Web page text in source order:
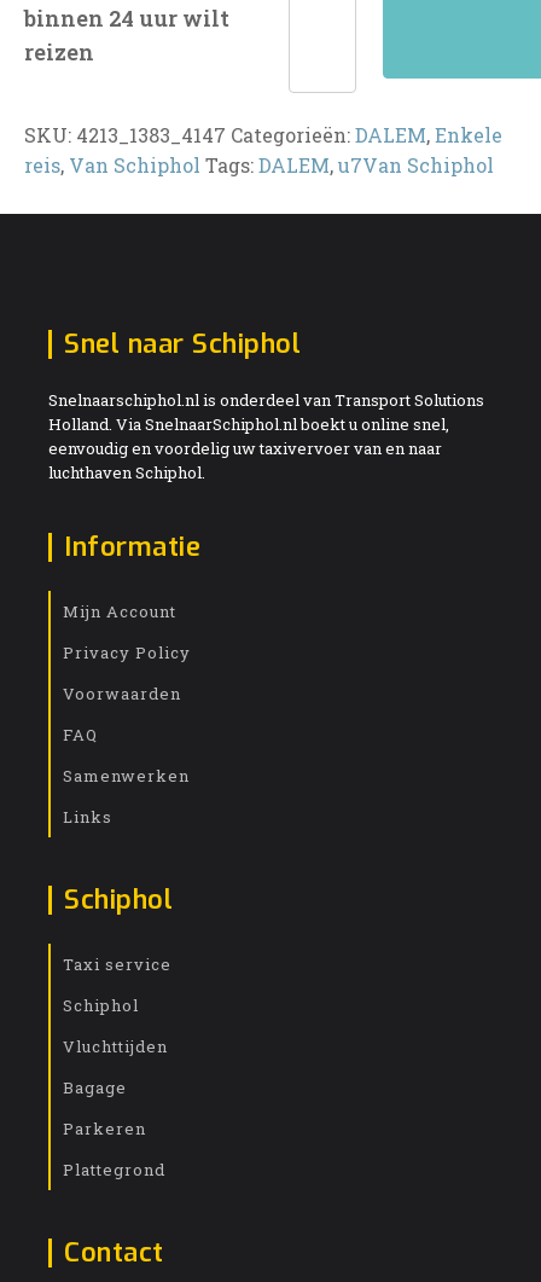
binnen 24 uur wilt
reizen
SKU: 4213_1383_4147 Categorieën:DALEM,Enkele
reis, Van Schiphol Tags:DALEM,u7Van Schiphol
Snel naar Schiphol
Snelnaarschiphol.nl is onderdeel van Transport Solutions
Holland. Via SnelnaarSchiphol.nl boekt u online snel,
eenvoudig en voordelig uw taxivervoer van en naar
luchthaven Schiphol.
Informatie
Mijn Account
Privacy Policy
Voorwaarden
FAQ
Samenwerken
Links
Schiphol
Taxi service
Schiphol
Vluchttijden
Bagage
Parkeren
Plattegrond
Contact